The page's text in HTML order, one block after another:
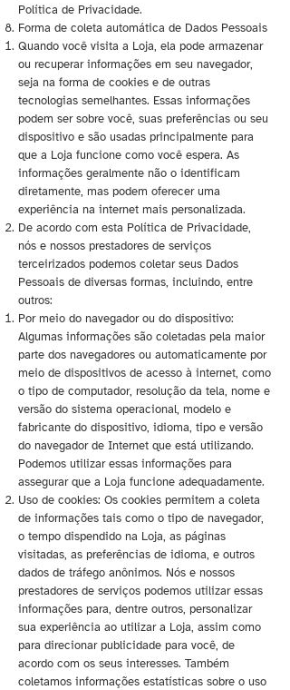
Política de Privacidade.
Forma de coleta automática de Dados Pessoais
Quando você visita a Loja, ela pode armazenar
ou recuperar informações em seu navegador,
seja na forma de cookies e de outras
tecnologias semelhantes. Essas informações
podem ser sobre você, suas preferências ou seu
dispositivo e são usadas principalmente para
que a Loja funcione como você espera. As
informações geralmente não o identificam
diretamente, mas podem oferecer uma
experiência na internet mais personalizada.
De acordo com esta Política de Privacidade,
nós e nossos prestadores de serviços
terceirizados podemos coletar seus Dados
Pessoais de diversas formas, incluindo, entre
outros:
Por meio do navegador ou do dispositivo:
Algumas informações são coletadas pela maior
parte dos navegadores ou automaticamente por
meio de dispositivos de acesso à internet, como
o tipo de computador, resolução da tela, nome e
versão do sistema operacional, modelo e
fabricante do dispositivo, idioma, tipo e versão
do navegador de Internet que está utilizando.
Podemos utilizar essas informações para
assegurar que a Loja funcione adequadamente.
Uso de cookies: Os cookies permitem a coleta
de informações tais como o tipo de navegador,
o tempo dispendido na Loja, as páginas
visitadas, as preferências de idioma, e outros
dados de tráfego anônimos. Nós e nossos
prestadores de serviços podemos utilizar essas
informações para, dentre outros, personalizar
sua experiência ao utilizar a Loja, assim como
para direcionar publicidade para você, de
acordo com os seus interesses. Também
coletamos informações estatísticas sobre o uso